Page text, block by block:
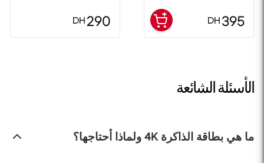
395
DH
Card Hight Speed
290
DH
الأسئلة الشائعة
ما هي بطاقة الذاكرة 4K ولماذا أحتاجها؟